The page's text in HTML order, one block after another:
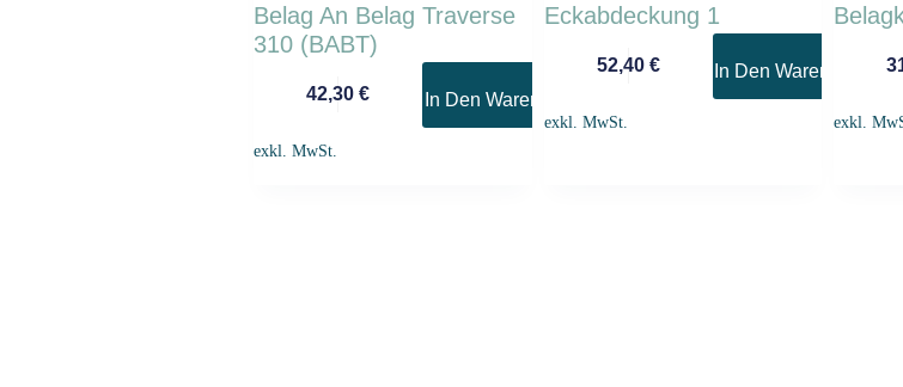
Belag An Belag Traverse
310 (BABT)
42,30€ In Den Warenkorb
exkl. MwSt.
Eckabdeckung 1
52,40 € In Den Warenkorb
exkl. MwSt. exkl.